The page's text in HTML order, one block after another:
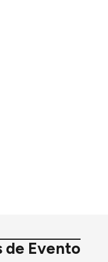
de Evento